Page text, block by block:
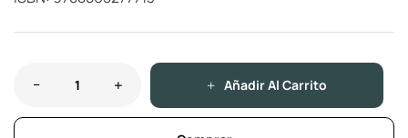
Añadir Al Carrito